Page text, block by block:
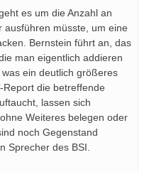
es um die Anzahl an
ausführen müsste, um eine
Bernstein führt an, das
man eigentlich addieren
ein deutlich größeres
die betreffende
lassen sich
Weiteres belegen oder
noch Gegenstand
Sprecher des BSI.